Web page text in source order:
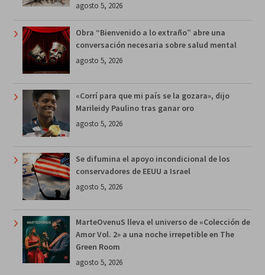
agosto 5, 2026
Obra “Bienvenido a lo extraño” abre una
conversación necesaria sobre salud mental
agosto 5, 2026
«Corrí para que mi país se la gozara», dijo
Marileidy Paulino tras ganar oro
agosto 5, 2026
Se difumina el apoyo incondicional de los
conservadores de EEUU a Israel
agosto 5, 2026
MarteOvenuS lleva el universo de «Colección de
Amor Vol. 2» a una noche irrepetible en The
Green Room
agosto 5, 2026